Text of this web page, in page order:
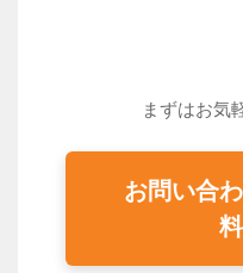
まずはお気
お問い合